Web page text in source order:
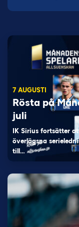
7 AUGUSTI
Rösta på
juli
IK Sirius fortsätter
överlägsna
till…